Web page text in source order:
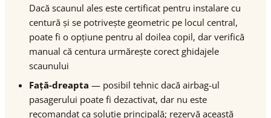
Dacă scaunul ales este certificat pentru instalare cu
centură și se potrivește geometric pe locul central,
poate fi o opțiune pentru al doilea copil, dar verifică
manual că centura urmărește corect ghidajele
scaunului
Față-dreapta — posibil tehnic dacă airbag-ul
pasagerului poate fi dezactivat, dar nu este
recomandat ca soluție principală; rezervă această